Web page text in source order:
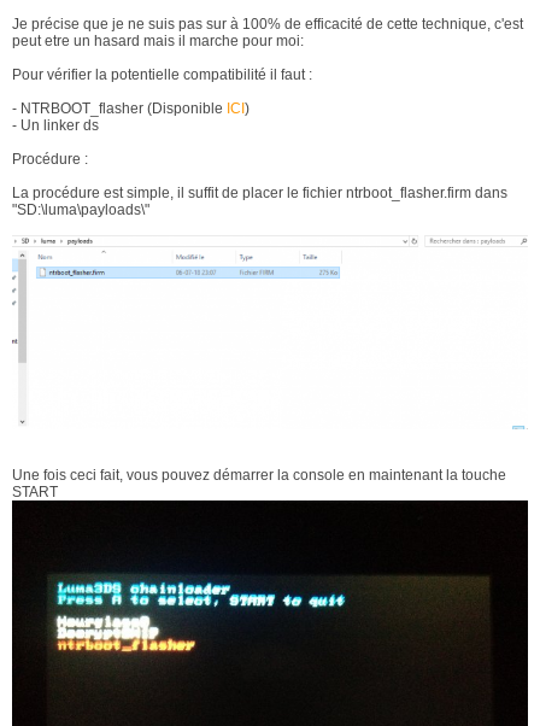
Je précise que je ne suis pas sur à 100% de efficacité de cette technique, c'est
peut etre un hasard mais il marche pour moi:
Pour vérifier la potentielle compatibilité il faut :
- NTRBOOT_flasher (Disponible ICI )
- Un linker ds
Procédure :
La procédure est simple, il suffit de placer le fichier ntrboot_flasher.firm dans
"SD:\luma\payloads\"
Une fois ceci fait, vous pouvez démarrer la console en maintenant la touche
START